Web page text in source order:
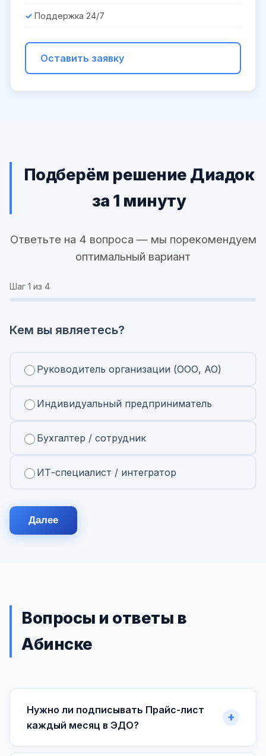
Поддержка 24/7
Оставить заявку
Подберём решение Диадок
за 1 минуту
Ответьте на 4 вопроса — мы порекомендуем
оптимальный вариант
Шаг 1 из 4
Кем вы являетесь?
Руководитель организации (ООО, АО)
Индивидуальный предприниматель
Бухгалтер / сотрудник
ИТ-специалист / интегратор
Далее
Вопросы и ответы в
Абинске
Нужно ли подписывать Прайс-лист
каждый месяц в ЭДО?